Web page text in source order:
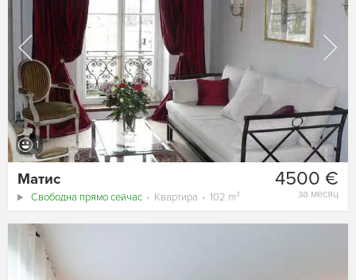
1
4500 €
за месяц
Матис
Свободна прямо сейчас Квартира 102 m²